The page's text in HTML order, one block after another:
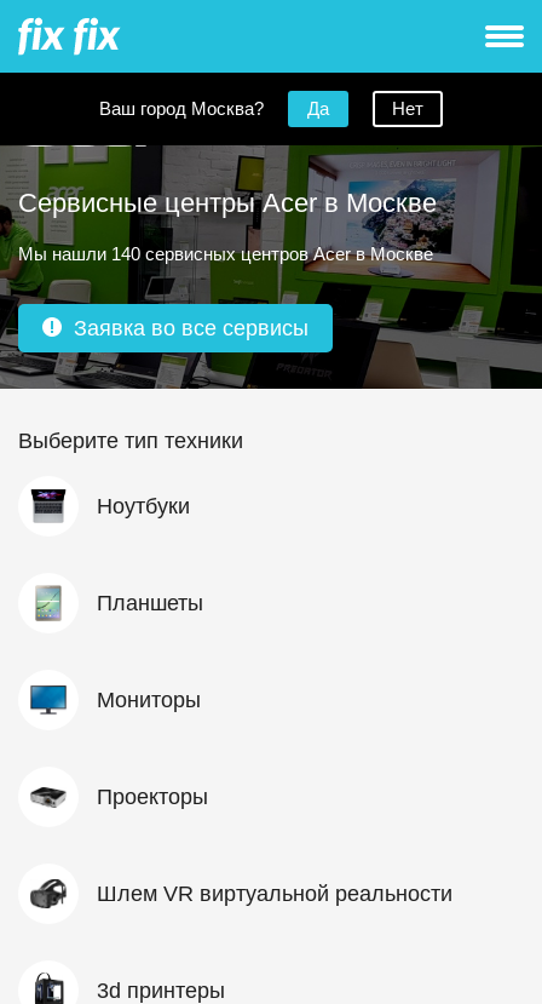
Ваш город Москва? Да Нет
Сервисные центры Acer в Москве
Мы нашли 140 сервисных центров Acer в Москве
Заявка во все сервисы
Выберите тип техники
Ноутбуки
Планшеты
Мониторы
Проекторы
Шлем VR виртуальной реальности
3d принтеры